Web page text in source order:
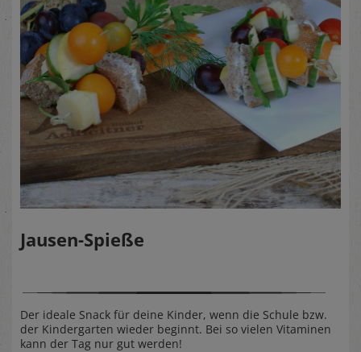
Jausen-Spieße
Der ideale Snack für deine Kinder, wenn die Schule bzw.
der Kindergarten wieder beginnt. Bei so vielen Vitaminen
kann der Tag nur gut werden!